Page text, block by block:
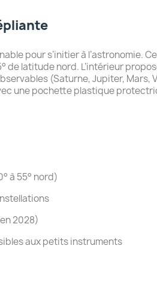
pour s’initier à
de latitude nord. L’intérieur
(Saturne, Jupiter,
une pochette plastique
à 55° nord)
2028)
aux petits instruments